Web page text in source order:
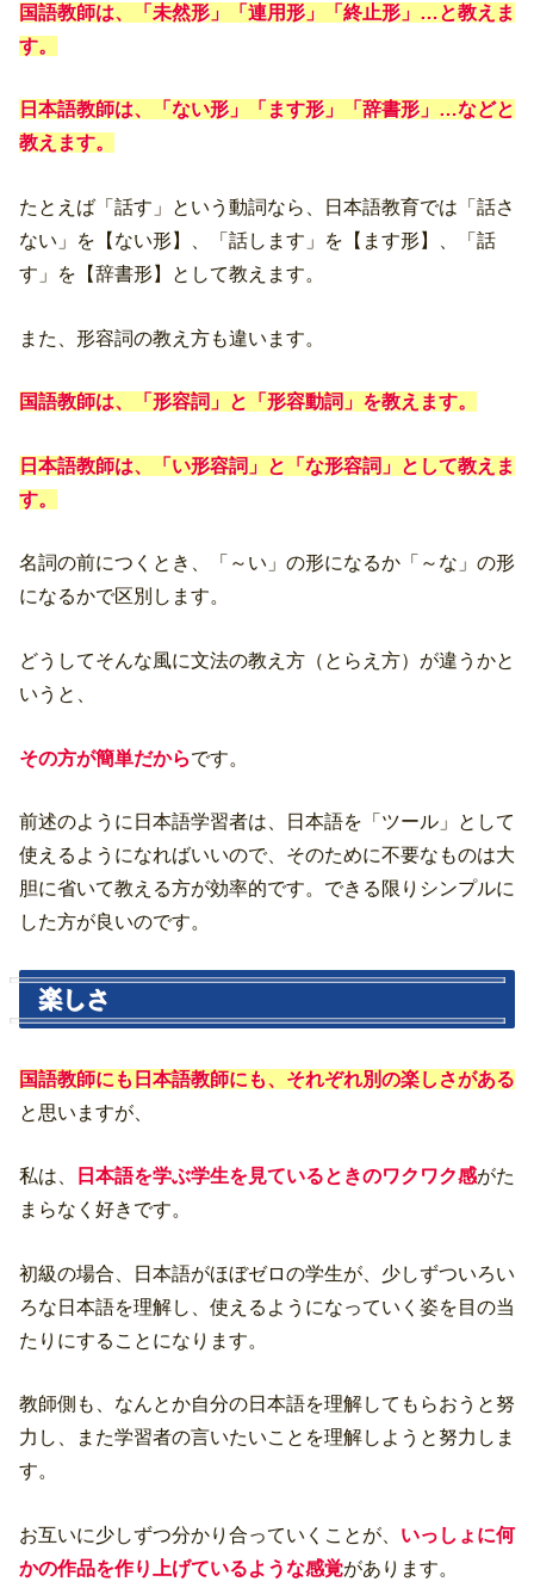
国語教師は、「未然形」「連用形」「終止形」…と教えま
す。
日本語教師は、「ない形」「ます形」「辞書形」…などと
教えます。
たとえば「話す」という動詞なら、日本語教育では「話さ
ない」を【ない形】、「話します」を【ます形】、「話
す」を【辞書形】として教えます。
また、形容詞の教え方も違います。
国語教師は、「形容詞」と「形容動詞」を教えます。
日本語教師は、「い形容詞」と「な形容詞」として教えま
す。
名詞の前につくとき、「～い」の形になるか「～な」の形
になるかで区別します。
どうしてそんな風に文法の教え方（とらえ方）が違うかと
いうと、
その方が簡単だからです。
前述のように日本語学習者は、日本語を「ツール」として
使えるようになればいいので、そのために不要なものは大
胆に省いて教える方が効率的です。できる限りシンプルに
した方が良いのです。
楽しさ
国語教師にも日本語教師にも、それぞれ別の楽しさがある
と思いますが、
私は、 日本語を学ぶ学生を見ているときのワクワク感がた
まらなく好きです。
初級の場合、日本語がほぼゼロの学生が、少しずついろい
ろな日本語を理解し、使えるようになっていく姿を目の当
たりにすることになります。
教師側も、なんとか自分の日本語を理解してもらおうと努
力し、また学習者の言いたいことを理解しようと努力しま
す。
お互いに少しずつ分かり合っていくことが、 いっしょに何
かの作品を作り上げているような感覚があります。